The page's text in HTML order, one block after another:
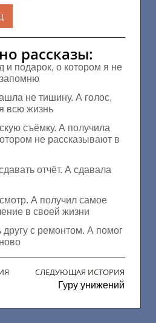
рассказы:
и подарок, о котором я не
не тишину. А голос,
всю жизнь
съёмку. А получила
не рассказывают в
отчёт. А сдавала
А получил самое
в своей жизни
с ремонтом. А помог
СЛЕДУЮЩАЯ ИСТОРИЯ
Гуру унижений